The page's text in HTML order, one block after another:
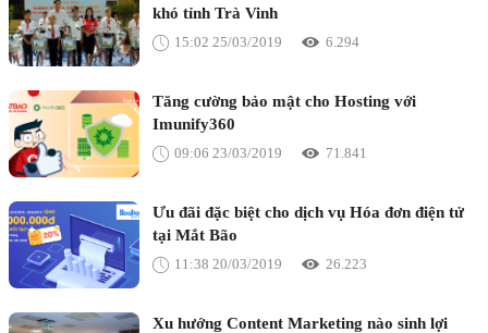
khó tỉnh Trà Vinh
15:02 25/03/2019 6.294
Tăng cường bảo mật cho Hosting với
Imunify360
09:06 23/03/2019 71.841
Ưu đãi đặc biệt cho dịch vụ Hóa đơn điện tử
tại Mắt Bão
11:38 20/03/2019 26.223
Xu hướng Content Marketing nào sinh lợi